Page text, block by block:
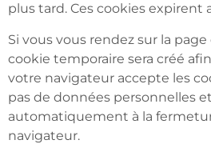
plus tard. Ces cookies expirent
Si vous vous rendez sur la
cookie temporaire sera créé
votre navigateur accepte les
pas de données personnelles
automatiquement à la
navigateur.